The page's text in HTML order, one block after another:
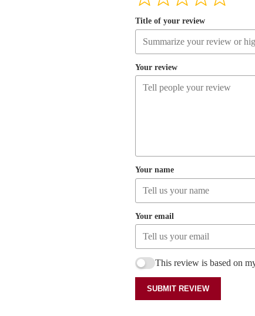
Title of your review
Your review
Your name
Your email
This review is based on
SUBMIT REVIEW